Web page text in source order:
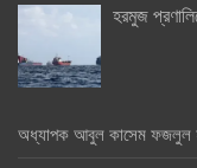
হরমুজ
অধ্যাপক আবুল কাসেম ফজলুল